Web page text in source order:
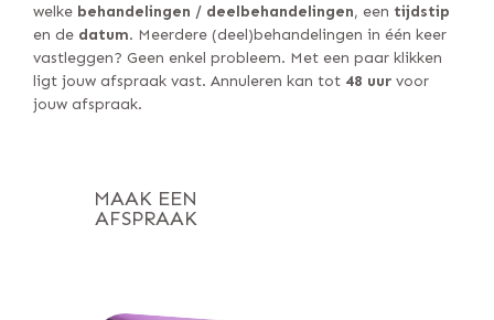
welke behandelingen / deelbehandelingen, een tijdstip
en de datum. Meerdere (deel)behandelingen in één keer
vastleggen? Geen enkel probleem. Met een paar klikken
ligt jouw afspraak vast. Annuleren kan tot 48 uur voor
jouw afspraak.
MAAK EEN
AFSPRAAK